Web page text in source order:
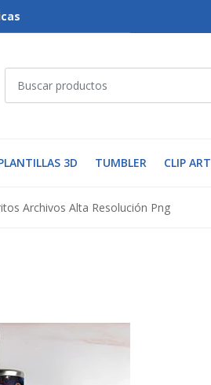
3D TUMBLER CLIP ART
Archivos Alta Resolución Png